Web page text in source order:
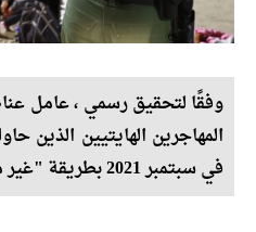
وفقًا لتحقيق رسمي ، عامل
المهاجرين الهايتيين الذين
في سبتمبر 2021 بطريقة "غير مهنية" و "مهينة".